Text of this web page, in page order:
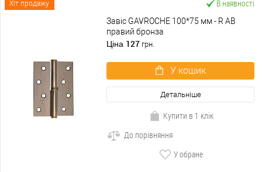
Хіт продажу В наявності
Завіс GAVROCHE 100*75 мм - R АВ
правий бронза
Ціна 127 грн.
У кошик
Детальніше
Купити в 1 клік
До порівняння
У обране